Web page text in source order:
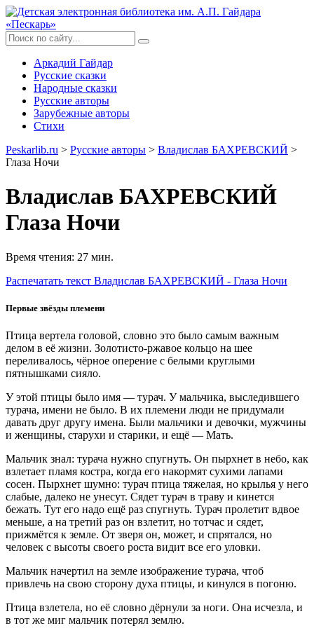
Аркадий Гайдар
Русские сказки
Народные сказки
Русские авторы
Зарубежные авторы
Стихи
Peskarlib.ru > Русские авторы > Владислав БАХРЕВСКИЙ >
Глаза Ночи
Владислав БАХРЕВСКИЙ
Глаза Ночи
Время чтения: 27 мин.
Распечатать текст Владислав БАХРЕВСКИЙ - Глаза Ночи
Первые звёзды племени
Птица вертела головой, словно это было самым важным
делом в её жизни. Золотисто-ржавое кольцо на шее
переливалось, чёрное оперение с белыми круглыми
пятнышками сияло.
У этой птицы было имя — турач. У мальчика, выследившего
турача, имени не было. В их племени люди не придумали
давать друг другу имена. Были мальчики и девочки, мужчины
и женщины, старухи и старики, и ещё — Мать.
Мальчик знал: турача нужно спугнуть. Он пырхнет в небо, как
взлетает пламя костра, когда его накормят сухими лапами
сосен. Пырхнет шумно: турач птица тяжелая, но крылья у него
слабые, далеко не унесут. Сядет турач в траву и кинется
бежать. Тут его надо ещё раз спугнуть. Турач пролетит вдвое
меньше, а на третий раз он взлетит, но тотчас и сядет,
прижмётся к земле. От зверя он, может, и спрятался, но
человек с высоты своего роста видит все его уловки.
Мальчик начертил на земле изображение турача, чтоб
привлечь на свою сторону духа птицы, и кинулся в погоню.
Птица взлетела, но её словно дёрнули за ноги. Она исчезла, и
в тот же миг мальчик потерял землю.